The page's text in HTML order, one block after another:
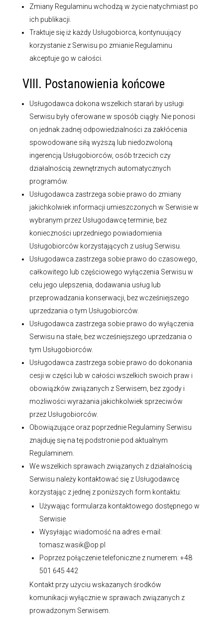
Zmiany Regulaminu wchodzą w życie natychmiast po
ich publikacji.
Traktuje się iż każdy Usługobiorca, kontynuujący
korzystanie z Serwisu po zmianie Regulaminu
akceptuje go w całości.
VIII. Postanowienia końcowe
Usługodawca dokona wszelkich starań by usługi
Serwisu były oferowane w sposób ciągły. Nie ponosi
on jednak żadnej odpowiedzialności za zakłócenia
spowodowane siłą wyższą lub niedozwoloną
ingerencją Usługobiorców, osób trzecich czy
działalnością zewnętrznych automatycznych
programów.
Usługodawca zastrzega sobie prawo do zmiany
jakichkolwiek informacji umieszczonych w Serwisie w
wybranym przez Usługodawcę terminie, bez
konieczności uprzedniego powiadomienia
Usługobiorców korzystających z usług Serwisu.
Usługodawca zastrzega sobie prawo do czasowego,
całkowitego lub częściowego wyłączenia Serwisu w
celu jego ulepszenia, dodawania usług lub
przeprowadzania konserwacji, bez wcześniejszego
uprzedzania o tym Usługobiorców.
Usługodawca zastrzega sobie prawo do wyłączenia
Serwisu na stałe, bez wcześniejszego uprzedzania o
tym Usługobiorców.
Usługodawca zastrzega sobie prawo do dokonania
cesji w części lub w całości wszelkich swoich praw i
obowiązków związanych z Serwisem, bez zgody i
możliwości wyrażania jakichkolwiek sprzeciwów
przez Usługobiorców.
Obowiązujące oraz poprzednie Regulaminy Serwisu
znajduję się na tej podstronie pod aktualnym
Regulaminem.
We wszelkich sprawach związanych z działalnością
Serwisu należy kontaktować się z Usługodawcę
korzystając z jednej z poniższych form kontaktu:
Używając formularza kontaktowego dostępnego w
Serwisie
Wysyłając wiadomość na adres e-mail:
tomasz.wasik@op.pl
Poprzez połączenie telefoniczne z numerem: +48
501 645 442
Kontakt przy użyciu wskazanych środków
komunikacji wyłącznie w sprawach związanych z
prowadzonym Serwisem.